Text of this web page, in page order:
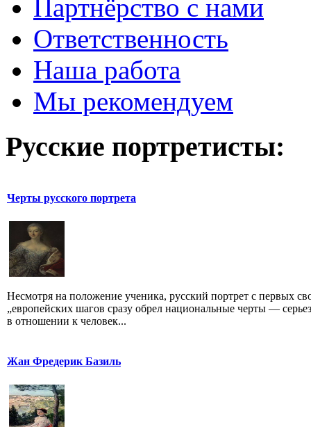
Партнёрство с нами
Ответственность
Наша работа
Мы рекомендуем
Русские портретисты:
Черты русского портрета
Несмотря на положение ученика, русский портрет с первых
„европейских шагов сразу обрел национальные черты —
в отношении к человек...
Жан Фредерик Базиль